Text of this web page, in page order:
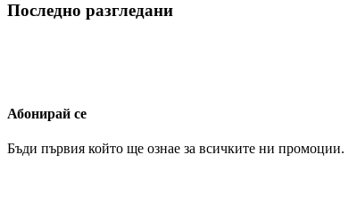
Последно разгледани
Абонирай се
Бъди първия който ще ознае за всичките ни промоции.